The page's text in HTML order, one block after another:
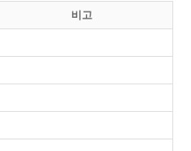
비고